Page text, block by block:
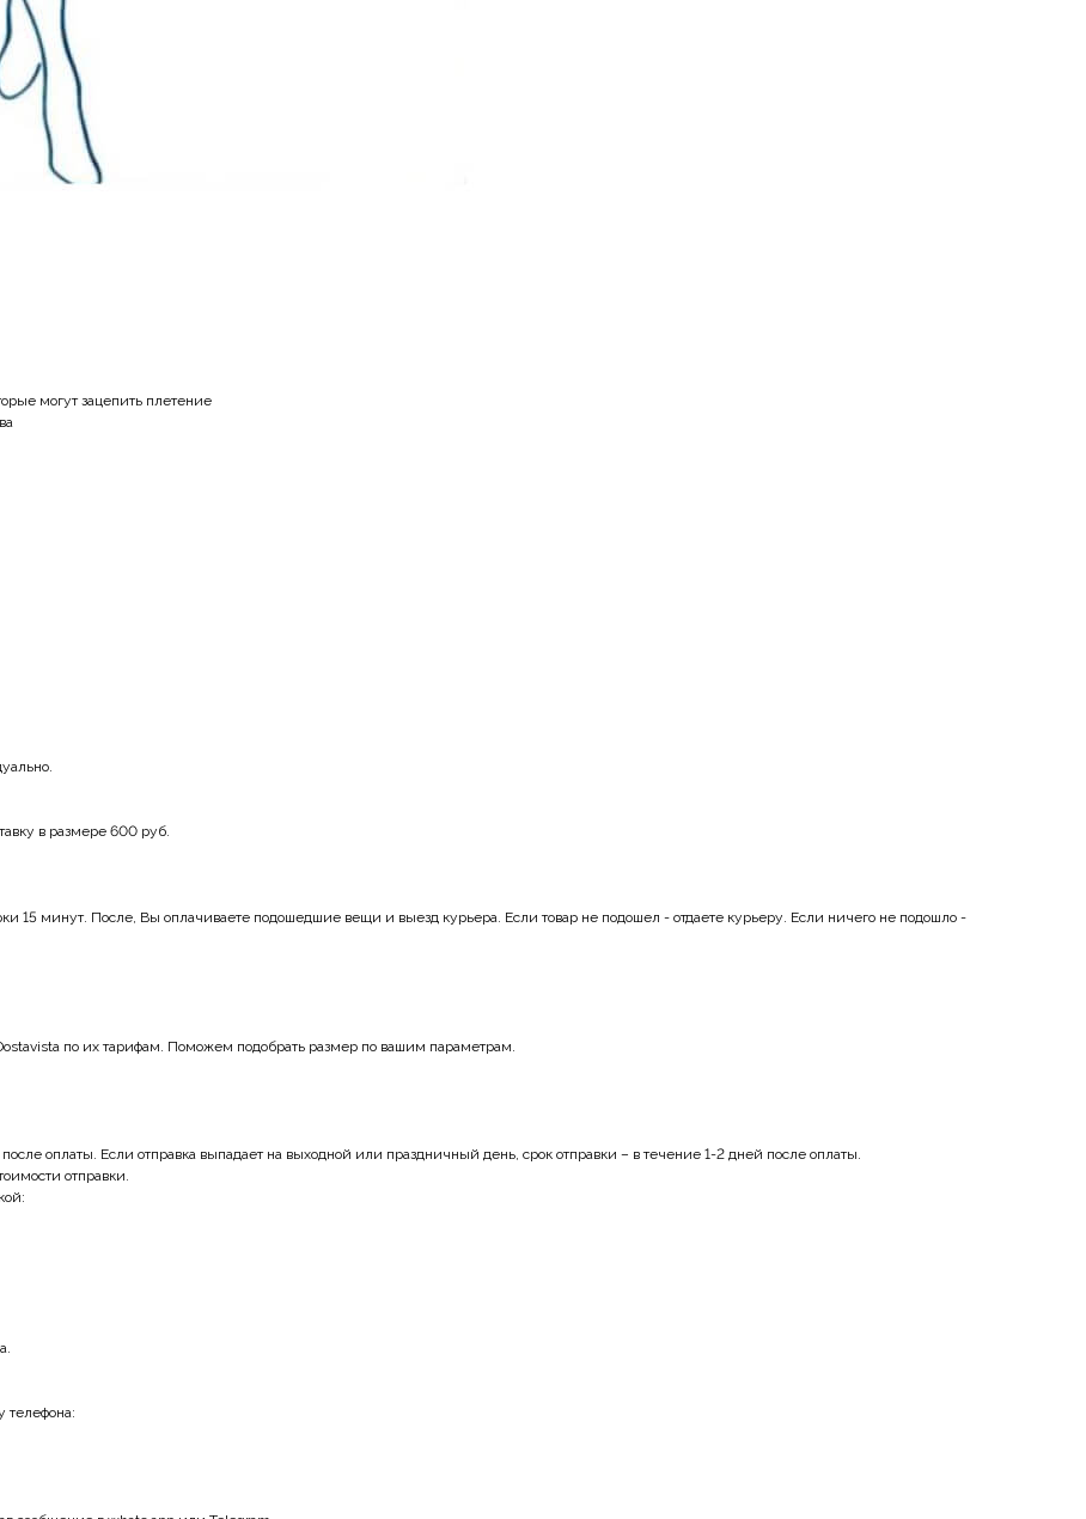
могут зацепить плетение
в размере 600 руб.
минут. После, Вы оплачиваете подошедшие вещи и выезд курьера. Если товар не подошел - отдаете курьеру. Если ничего не подошло -
по их тарифам. Поможем подобрать размер по вашим параметрам.
оплаты. Если отправка выпадает на выходной или праздничный день, срок отправки – в течение 1-2 дней после оплаты.
отправки.
телефона: